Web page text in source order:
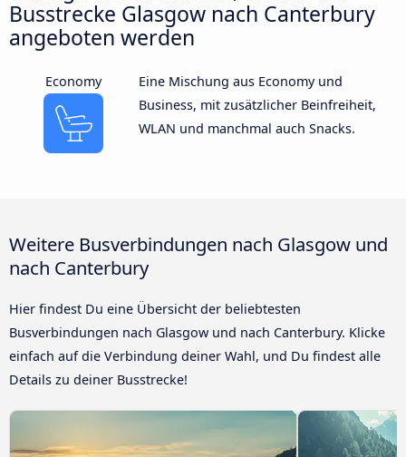
Busstrecke Glasgow nach Canterbury
angeboten werden
Economy
Eine Mischung aus Economy und
Business, mit zusätzlicher Beinfreiheit,
WLAN und manchmal auch Snacks.
Weitere Busverbindungen nach Glasgow und
nach Canterbury
Hier findest Du eine Übersicht der beliebtesten
Busverbindungen nach Glasgow und nach Canterbury. Klicke
einfach auf die Verbindung deiner Wahl, und Du findest alle
Details zu deiner Busstrecke!